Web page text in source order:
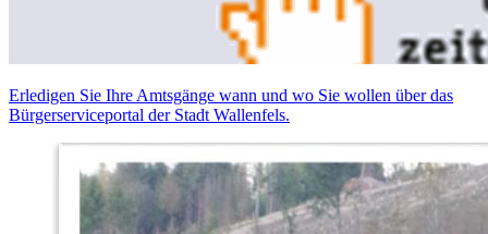
Erledigen Sie Ihre Amtsgänge wann und wo Sie wollen über das
Bürgerserviceportal der Stadt Wallenfels.